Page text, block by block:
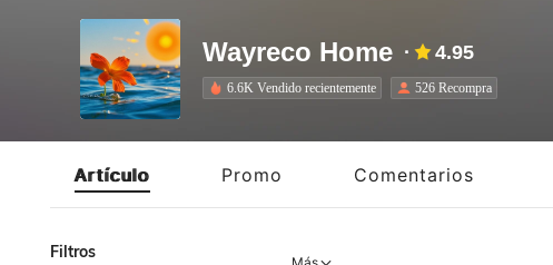
Wayreco Home 4.95
6.6K Vendido recientemente 526 Recompra
Artículo Promo Comentarios
Filtros